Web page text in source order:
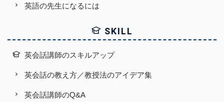
英語の先生になるには
SKILL
英会話講師のスキルアップ
英会話の教え方／教授法のアイデア集
英会話講師のQ&A